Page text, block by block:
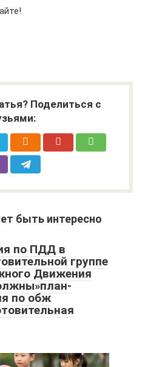
Поделиться с
быть интересно
по ПДД в
группе
Движения
по обж